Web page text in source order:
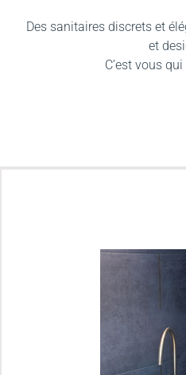
Des sanitaires discrets et
et
C’est vous